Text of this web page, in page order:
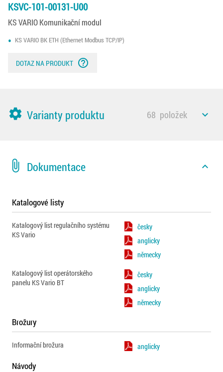
KSVC-101-00131-U00
KS VARIO Komunikační modul
KS VARIO BK ETH (Ethernet Modbus TCP/IP)
DOTAZ NA PRODUKT help_outline
settings Varianty produktu 68 položek expand_less
attach_file Dokumentace expand_less
Katalogové listy
Katalogový list regulačního systému
KS Vario
česky
anglicky
německy
Katalogový list operátorského
panelu KS Vario BT
česky
anglicky
německy
Brožury
Informační brožura anglicky
Návody